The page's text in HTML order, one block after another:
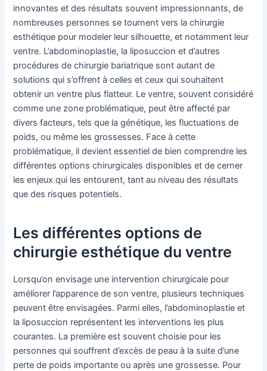
innovantes et des résultats souvent impressionnants, de
nombreuses personnes se tournent vers la chirurgie
esthétique pour modeler leur silhouette, et notamment leur
ventre. L’abdominoplastie, la liposuccion et d’autres
procédures de chirurgie bariatrique sont autant de
solutions qui s’offrent à celles et ceux qui souhaitent
obtenir un ventre plus flatteur. Le ventre, souvent considéré
comme une zone problématique, peut être affecté par
divers facteurs, tels que la génétique, les fluctuations de
poids, ou même les grossesses. Face à cette
problématique, il devient essentiel de bien comprendre les
différentes options chirurgicales disponibles et de cerner
les enjeux qui les entourent, tant au niveau des résultats
que des risques potentiels.
Les différentes options de
chirurgie esthétique du ventre
Lorsqu’on envisage une intervention chirurgicale pour
améliorer l’apparence de son ventre, plusieurs techniques
peuvent être envisagées. Parmi elles, l’abdominoplastie et
la liposuccion représentent les interventions les plus
courantes. La première est souvent choisie pour les
personnes qui souffrent d’excès de peau à la suite d’une
perte de poids importante ou après une grossesse. Pour